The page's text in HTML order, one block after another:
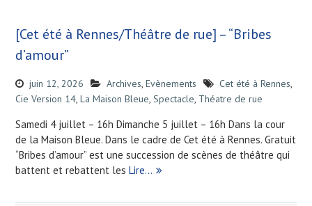
[Cet été à Rennes/Théâtre de rue] – “Bribes
d’amour”
juin 12, 2026 Archives, Evènements Cet été à Rennes,
Cie Version 14, La Maison Bleue, Spectacle, Théatre de rue
Samedi 4 juillet – 16h Dimanche 5 juillet – 16h Dans la cour
de la Maison Bleue. Dans le cadre de Cet été à Rennes. Gratuit
“Bribes d’amour” est une succession de scènes de théâtre qui
battent et rebattent les Lire…